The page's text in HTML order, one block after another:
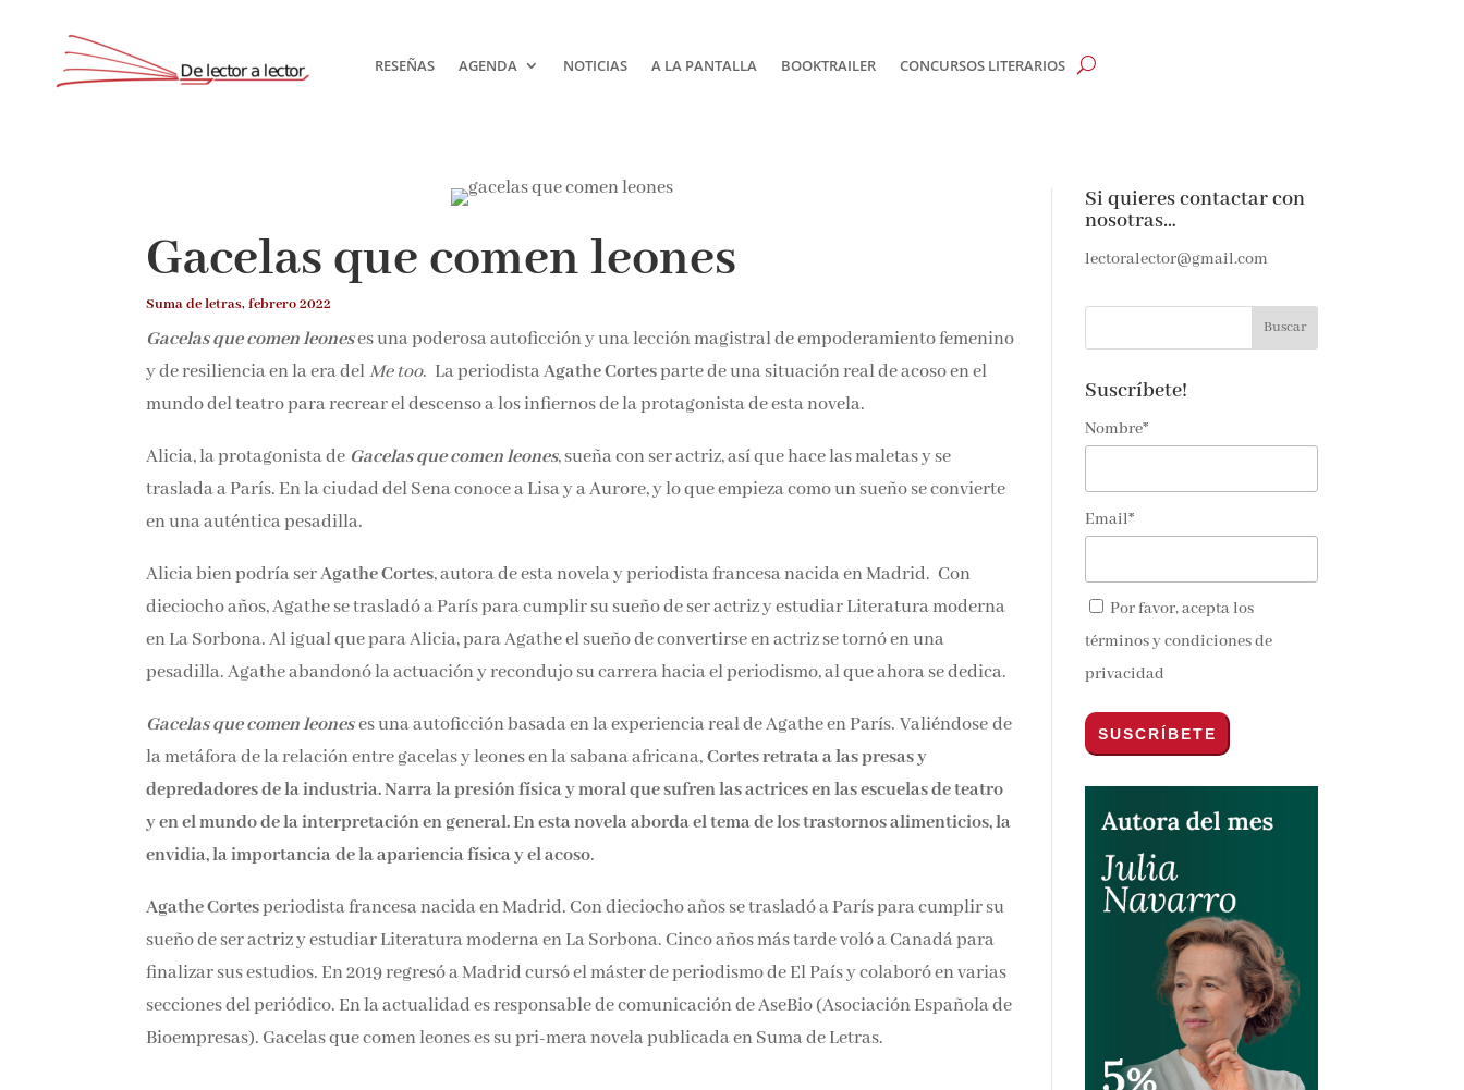
RESEÑAS AGENDA NOTICIAS A LA PANTALLA BOOKTRAILER CONCURSOS LITERARIOS
Gacelas que comen leones
Suma de letras, febrero 2022
Gacelas que comen leoneses una poderosa autoficción y una lección magistral de empoderamiento femenino
y de resiliencia en la era delMe too. La periodistaAgathe Cortesparte de una situación real de acoso en el
mundo del teatro para recrear el descenso a los infiernos de la protagonista de esta novela.
Alicia, la protagonista de Gacelas que comen leones, sueña con ser actriz, así que hace las maletas y se
traslada a París. En la ciudad del Sena conoce a Lisa y a Aurore, y lo que empieza como un sueño se convierte
en una auténtica pesadilla.
Alicia bien podría serAgathe Cortes, autora de esta novela y periodista francesa nacida en Madrid. Con
dieciocho años, Agathe se trasladó a París para cumplir su sueño de ser actriz y estudiar Literatura moderna
en La Sorbona. Al igual que para Alicia, para Agathe el sueño de convertirse en actriz se tornó en una
pesadilla. Agathe abandonó la actuación y recondujo su carrera hacia el periodismo, al que ahora se dedica.
Gacelas que comen leoneses una autoficción basada en la experiencia real de Agathe en París. Valiéndose de
la metáfora de la relación entre gacelas y leones en la sabana africana,Cortes retrata a las presas y
depredadores de la industria. Narra la presión física y moral que sufren las actrices en las escuelas de teatro
y en el mundo de la interpretación en general. En esta novela aborda el tema de los trastornos alimenticios, la
envidia, la importancia de la apariencia física y el acoso.
Agathe Cortesperiodista francesa nacida en Madrid. Con dieciocho años se trasladó a París para cumplir su
sueño de ser actriz y estudiar Literatura moderna en La Sorbona. Cinco años más tarde voló a Canadá para
finalizar sus estudios. En 2019 regresó a Madrid cursó el máster de periodismo de El País y colaboró en varias
secciones del periódico. En la actualidad es responsable de comunicación de AseBio (Asociación Española de
Bioempresas). Gacelas que comen leones es su pri-mera novela publicada en Suma de Letras.
Si quieres contactar con
nosotras…
lectoralector@gmail.com
Suscríbete!
Nombre*
Email*
Por favor, acepta los
términos y condiciones de
privacidad